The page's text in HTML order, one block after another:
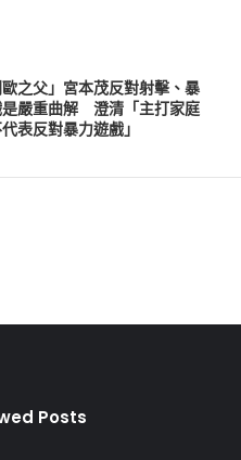
歐之父」宮本茂反對射擊、暴
是嚴重曲解 澄清「主打家庭
表反對暴力遊戲」
Posts